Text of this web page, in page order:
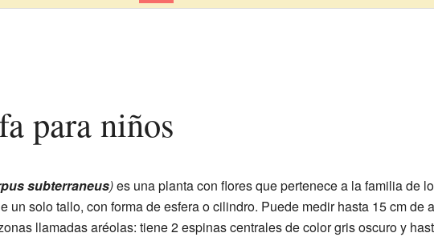
para niños
subterraneus)es una planta con flores que pertenece a la familia de
un solo tallo, con forma de esfera o cilindro. Puede medir hasta 15 cm de
llamadas aréolas: tiene 2 espinas centrales de color gris oscuro y